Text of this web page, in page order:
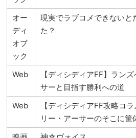
オー
ディ
オブ
ック
現実でラブコメできないと
た？
Web
【ディシディアFF】ラン
サーと目指す勝利への道
Web
【ディシディアFF攻略コ
リー・アーサーのそこに筐